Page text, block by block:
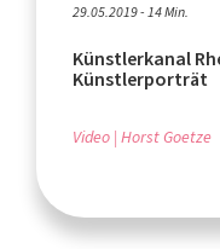
29.05.2019 - 14 Min.
Künstlerkanal
Künstlerporträt
Video Horst Goetze